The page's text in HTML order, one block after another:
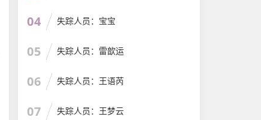
04 失踪人员：宝宝
05 失踪人员：雷歆运
06 失踪人员：王语芮
07 失踪人员：王梦云